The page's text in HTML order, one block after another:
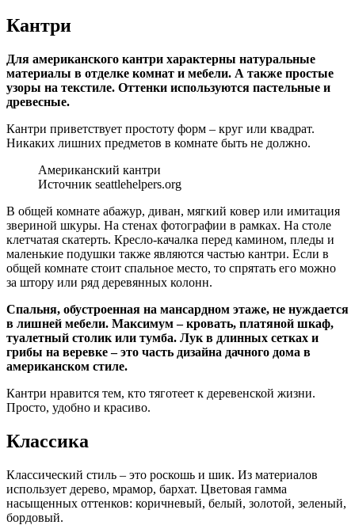
Кантри
Для американского кантри характерны натуральные
материалы в отделке комнат и мебели. А также простые
узоры на текстиле. Оттенки используются пастельные и
древесные.
Кантри приветствует простоту форм – круг или квадрат.
Никаких лишних предметов в комнате быть не должно.
Американский кантри
Источник seattlehelpers.org
В общей комнате абажур, диван, мягкий ковер или имитация
звериной шкуры. На стенах фотографии в рамках. На столе
клетчатая скатерть. Кресло-качалка перед камином, пледы и
маленькие подушки также являются частью кантри. Если в
общей комнате стоит спальное место, то спрятать его можно
за штору или ряд деревянных колонн.
Спальня, обустроенная на мансардном этаже, не нуждается
в лишней мебели. Максимум – кровать, платяной шкаф,
туалетный столик или тумба. Лук в длинных сетках и
грибы на веревке – это часть дизайна дачного дома в
американском стиле.
Кантри нравится тем, кто тяготеет к деревенской жизни.
Просто, удобно и красиво.
Классика
Классический стиль – это роскошь и шик. Из материалов
использует дерево, мрамор, бархат. Цветовая гамма
насыщенных оттенков: коричневый, белый, золотой, зеленый,
бордовый.